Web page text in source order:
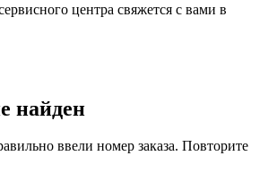
центра свяжется с вами в
найден
ввели номер заказа. Повторите